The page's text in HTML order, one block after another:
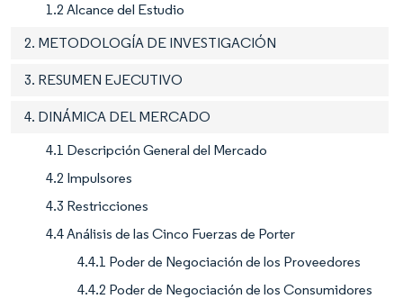
1.2 Alcance del Estudio
2. METODOLOGÍA DE INVESTIGACIÓN
3. RESUMEN EJECUTIVO
4. DINÁMICA DEL MERCADO
4.1 Descripción General del Mercado
4.2 Impulsores
4.3 Restricciones
4.4 Análisis de las Cinco Fuerzas de Porter
4.4.1 Poder de Negociación de los Proveedores
4.4.2 Poder de Negociación de los Consumidores